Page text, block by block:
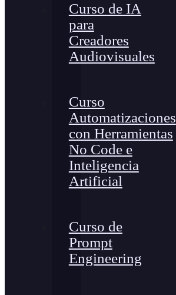
Curso de IA
para
Creadores
Audiovisuales
Curso
Automatizaciones
con Herramientas
No Code e
Inteligencia
Artificial
Curso de
Prompt
Engineering